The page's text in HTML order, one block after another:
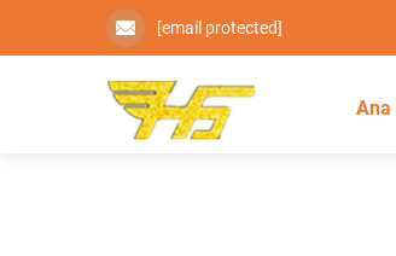
[email protected]
Ana